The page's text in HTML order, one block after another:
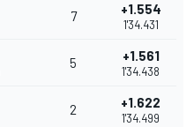
7 +1.554
1'34.431
5 +1.561
1'34.438
2 +1.622
1'34.499